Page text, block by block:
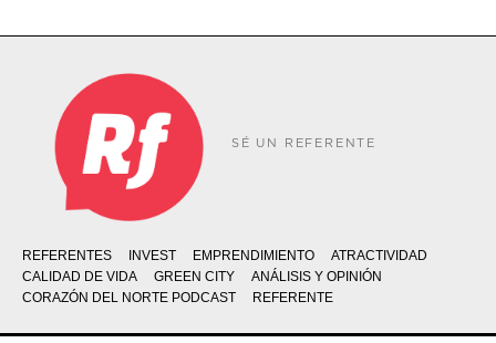
SÉ UN REFERENTE
REFERENTES INVEST EMPRENDIMIENTO
ATRACTIVIDAD
CALIDAD DE VIDA
GREEN CITY
ANÁLISIS Y OPINIÓN
CORAZÓN DEL NORTE PODCAST
REFERENTE